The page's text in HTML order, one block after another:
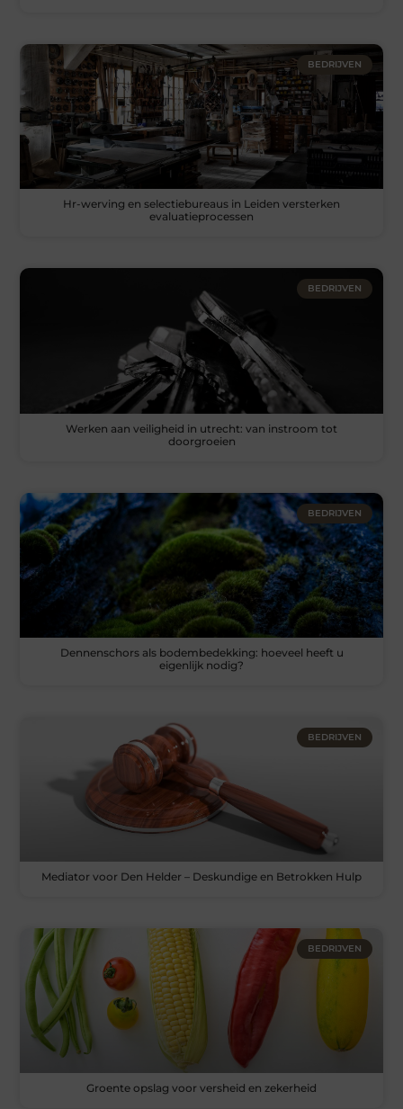
BEDRIJVEN
Hr-werving en selectiebureaus in Leiden versterken
evaluatieprocessen
BEDRIJVEN
Werken aan veiligheid in utrecht: van instroom tot
doorgroeien
BEDRIJVEN
Dennenschors als bodembedekking: hoeveel heeft u
eigenlijk nodig?
BEDRIJVEN
Mediator voor Den Helder – Deskundige en Betrokken Hulp
BEDRIJVEN
Groente opslag voor versheid en zekerheid